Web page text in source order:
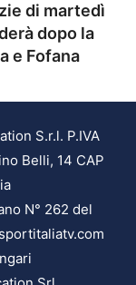
di martedì
dopo la
e Fofana
S.r.l. P.IVA
Belli, 14 CAP
N° 262 del